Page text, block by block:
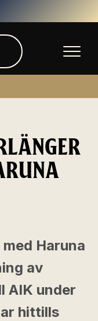
Haruna
av
AIK under
hittills